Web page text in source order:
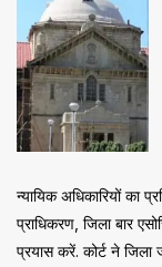
न्यायिक अधिकारियों का
प्राधिकरण, जिला बार
प्रयास करें. कोर्ट ने